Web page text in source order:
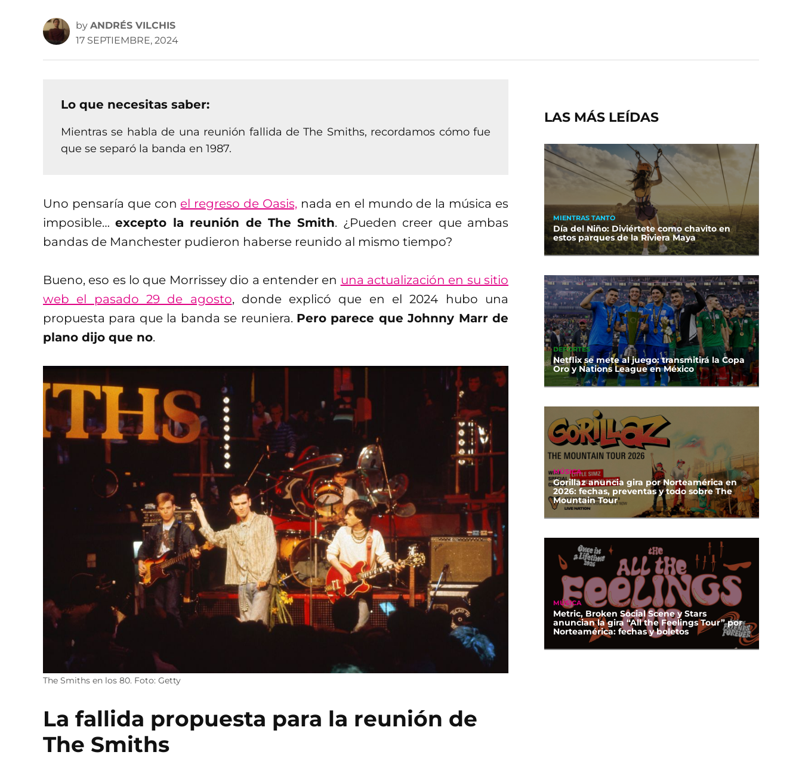
by ANDRÉS VILCHIS
17 SEPTIEMBRE, 2024
Lo que necesitas saber:
Mientras se habla de una reunión fallida de The Smiths, recordamos cómo fue
que se separó la banda en 1987.
Uno pensaría que con el regreso de Oasis, nada en el mundo de la música es
imposible…excepto la reunión de The Smith. ¿Pueden creer que ambas
bandas de Manchester pudieron haberse reunido al mismo tiempo?
Bueno, eso es lo que Morrissey dio a entender en una actualización en su sitio
web el pasado 29 de agosto, donde explicó que en el 2024 hubo una
propuesta para que la banda se reuniera. Pero parece que Johnny Marr de
plano dijo que no.
The Smiths en los 80. Foto: Getty
La fallida propuesta para la reunión de
The Smiths
LAS MÁS LEÍDAS
MIENTRAS TANTO
Día del Niño: Diviértete como chavito en
estos parques de la Riviera Maya
DEPORTES
Netflix se mete al juego: transmitirá la Copa
Oro y Nations League en México
MÚSICA
Gorillaz anuncia gira por Norteamérica en
2026: fechas, preventas y todo sobre The
Mountain Tour
MÚSICA
Metric, Broken Social Scene y Stars
anuncian la gira “All the Feelings Tour” por
Norteamérica: fechas y boletos